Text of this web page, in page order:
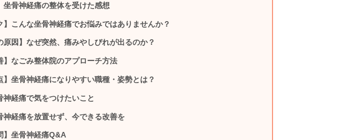
坐骨神経痛の整体を受けた感想
】こんな坐骨神経痛でお悩みではありませんか？
原因】なぜ突然、痛みやしびれが出るのか？
】なごみ整体院のアプローチ方法
】坐骨神経痛になりやすい職種・姿勢とは？
神経痛で気をつけたいこと
神経痛を放置せず、今できる改善を
】坐骨神経痛Q&A